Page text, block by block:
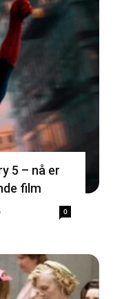
5 – nå er
film
0